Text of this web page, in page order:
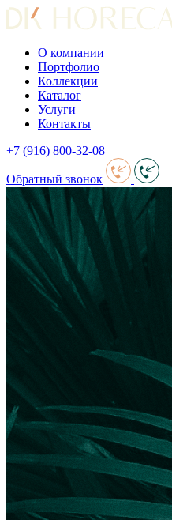
О компании
Портфолио
Коллекции
Каталог
Услуги
Контакты
+7 (916) 800-32-08
Обратный звонок